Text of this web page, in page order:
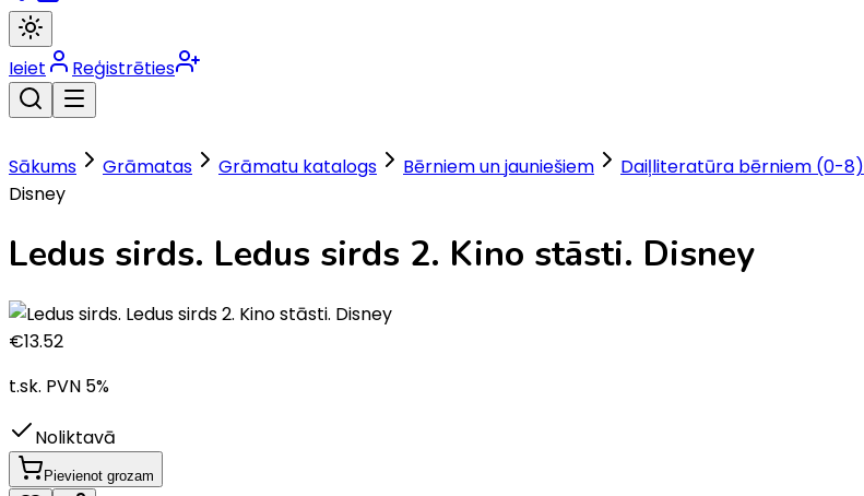
Ieiet Reģistrēties
Sākums Grāmatas Grāmatu katalogs Bērniem un jauniešiem Daiļliteratūra bērniem (0-8)
Disney
Ledus sirds. Ledus sirds 2. Kino stāsti. Disney
€13.52
t.sk. PVN 5%
Noliktavā
Pievienot grozam